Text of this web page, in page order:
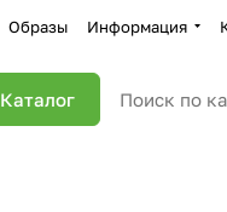
Образы Информация
Каталог